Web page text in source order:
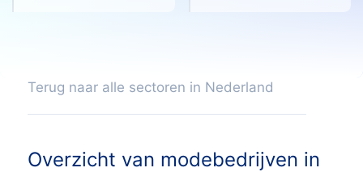
Terug naar alle sectoren in Nederland
Overzicht van modebedrijven in